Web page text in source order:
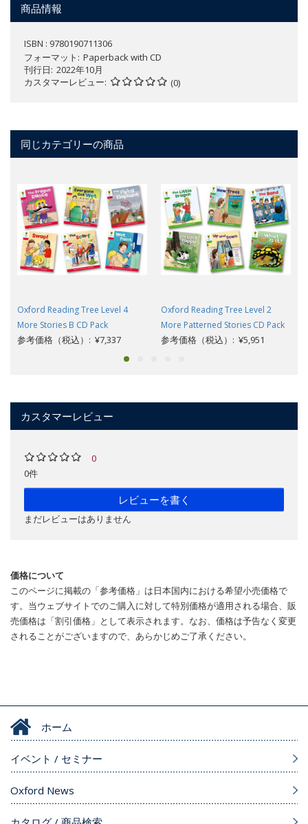
商品情報
ISBN : 9780190711306
フォーマット
Paperback with CD
刊行日 2022年10月
カスタマーレビュー
(0)
同じカテゴリーの商品
Oxford Reading Tree Level 4
More Stories B CD Pack
参考価格（税込）: ¥7,337
Oxford Reading Tree Level 2
More Patterned Stories CD Pack
参考価格（税込）: ¥5,951
カスタマーレビュー
0
0件
レビューを書く
まだレビューはありません
価格について
このページに掲載の「参考価格」は日本国内における希望小売価格で
す。当ウェブサイトでのご購入に対して特別価格が適用される場合、販
売価格は「割引価格」として表示されます。なお、価格は予告なく変更
されることがございますので、あらかじめご了承ください。
ホーム
イベント / セミナー
Oxford News